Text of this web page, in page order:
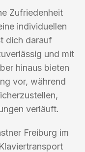
Zufriedenheit
individuellen
dich darauf
und mit
hinaus bieten
vor, während
verläuft.
Freiburg im